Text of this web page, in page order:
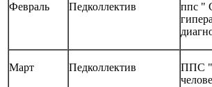
Февраль Педколлектив
ппс "
Март Педколлектив
ППС